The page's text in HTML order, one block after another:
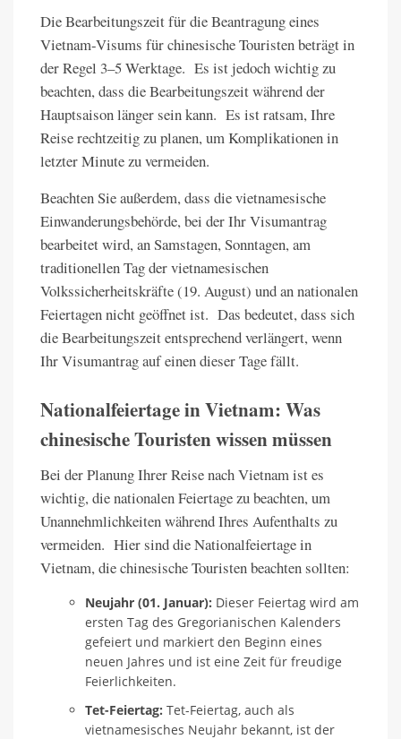
Die Bearbeitungszeit für die Beantragung eines
Vietnam-Visums für chinesische Touristen beträgt in
der Regel 3–5 Werktage. Es ist jedoch wichtig zu
beachten, dass die Bearbeitungszeit während der
Hauptsaison länger sein kann. Es ist ratsam, Ihre
Reise rechtzeitig zu planen, um Komplikationen in
letzter Minute zu vermeiden.
Beachten Sie außerdem, dass die vietnamesische
Einwanderungsbehörde, bei der Ihr Visumantrag
bearbeitet wird, an Samstagen, Sonntagen, am
traditionellen Tag der vietnamesischen
Volkssicherheitskräfte (19. August) und an nationalen
Feiertagen nicht geöffnet ist. Das bedeutet, dass sich
die Bearbeitungszeit entsprechend verlängert, wenn
Ihr Visumantrag auf einen dieser Tage fällt.
Nationalfeiertage in Vietnam: Was
chinesische Touristen wissen müssen
Bei der Planung Ihrer Reise nach Vietnam ist es
wichtig, die nationalen Feiertage zu beachten, um
Unannehmlichkeiten während Ihres Aufenthalts zu
vermeiden. Hier sind die Nationalfeiertage in
Vietnam, die chinesische Touristen beachten sollten:
Neujahr (01. Januar): Dieser Feiertag wird am
ersten Tag des Gregorianischen Kalenders
gefeiert und markiert den Beginn eines
neuen Jahres und ist eine Zeit für freudige
Feierlichkeiten.
Tet-Feiertag: Tet-Feiertag, auch als
vietnamesisches Neujahr bekannt, ist der